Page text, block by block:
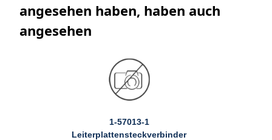
angesehen haben, haben auch
angesehen
1-57013-1
Leiterplattensteckverbinder